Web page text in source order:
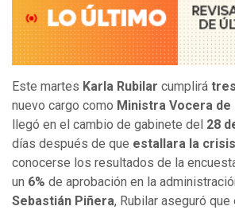
Este martes Karla Rubilar cumplirá
nuevo cargo como Ministra Vocera de
llegó en el cambio de gabinete del 28
días después de que estallara la
conocerse los resultados de la
un 6% de aprobación en la
Sebastián Piñera, Rubilar aseguró